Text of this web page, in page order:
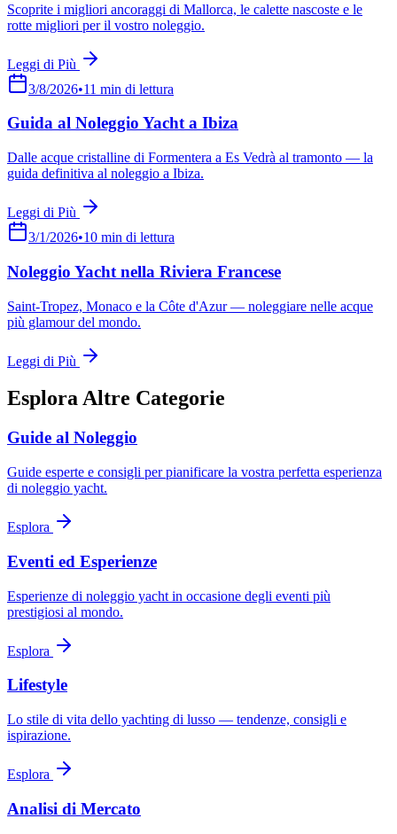
Scoprite i migliori ancoraggi di Mallorca, le calette nascoste e le
rotte migliori per il vostro noleggio.
Leggi di Più
3/8/2026•11 min di lettura
Guida al Noleggio Yacht a Ibiza
Dalle acque cristalline di Formentera a Es Vedrà al tramonto — la
guida definitiva al noleggio a Ibiza.
Leggi di Più
3/1/2026•10 min di lettura
Noleggio Yacht nella Riviera Francese
Saint-Tropez, Monaco e la Côte d'Azur — noleggiare nelle acque
più glamour del mondo.
Leggi di Più
Esplora Altre Categorie
Guide al Noleggio
Guide esperte e consigli per pianificare la vostra perfetta esperienza
di noleggio yacht.
Esplora
Eventi ed Esperienze
Esperienze di noleggio yacht in occasione degli eventi più
prestigiosi al mondo.
Esplora
Lifestyle
Lo stile di vita dello yachting di lusso — tendenze, consigli e
ispirazione.
Esplora
Analisi di Mercato